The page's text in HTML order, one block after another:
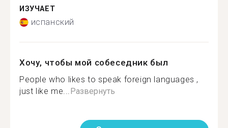
ИЗУЧАЕТ
испанский
Хочу, чтобы мой собеседник был
People who likes to speak foreign languages ,
just like me...Развернуть